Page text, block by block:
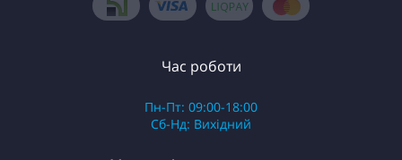
Час роботи
Пн-Пт: 09:00-18:00
Сб-Нд: Вихідний